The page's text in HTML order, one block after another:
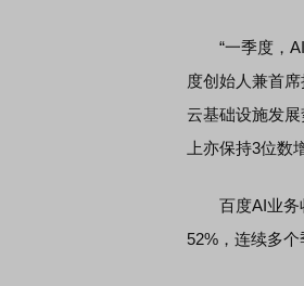
“一季度，AI
度创始人兼首
云基础设施发展
上亦保持3位
百度AI业务收
52%，连续多